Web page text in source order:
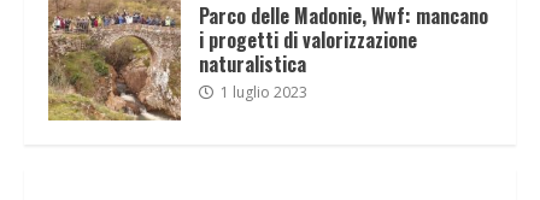
Parco delle Madonie, Wwf: mancano
i progetti di valorizzazione
naturalistica
1 luglio 2023